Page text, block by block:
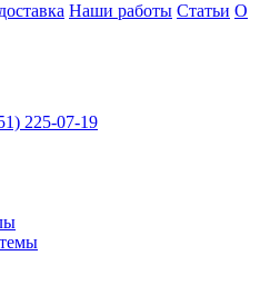
Наши работы Статьи О
225-07-19